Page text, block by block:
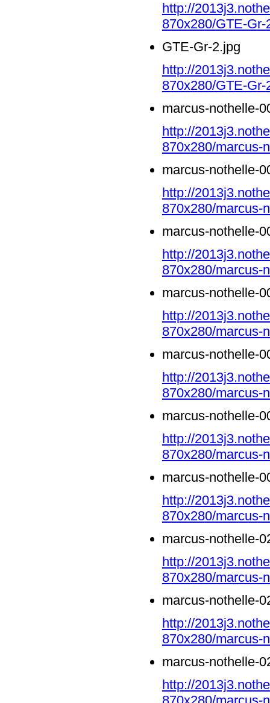
http://
870x280/GTE-Gr-
GTE-Gr-2.jpg
http://
870x280/GTE-Gr-
marcus-nothelle-
http://
870x280/marcus-
marcus-nothelle-
http://
870x280/marcus-
marcus-nothelle-
http://
870x280/marcus-
marcus-nothelle-
http://
870x280/marcus-
marcus-nothelle-
http://
870x280/marcus-
marcus-nothelle-
http://
870x280/marcus-
marcus-nothelle-
http://
870x280/marcus-
marcus-nothelle-
http://
870x280/marcus-
marcus-nothelle-
http://
870x280/marcus-
marcus-nothelle-
http://